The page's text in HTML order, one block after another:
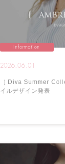
Information
2026.06.01
［ Diva Summer
イルデザイン発表